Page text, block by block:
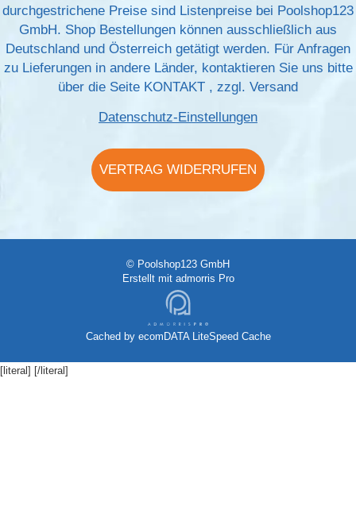
durchgestrichene Preise sind Listenpreise bei Poolshop123
GmbH. Shop Bestellungen können ausschließlich aus
Deutschland und Österreich getätigt werden. Für Anfragen
zu Lieferungen in andere Länder, kontaktieren Sie uns bitte
über die Seite KONTAKT , zzgl. Versand
Datenschutz-Einstellungen
VERTRAG WIDERRUFEN
© Poolshop123 GmbH
Erstellt mit admorris Pro
Cached by ecomDATA LiteSpeed Cache
[literal] [/literal]